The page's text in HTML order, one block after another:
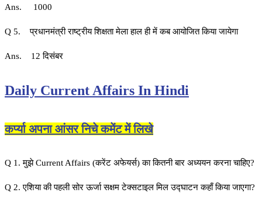
Ans. 1000
Q 5. प्रधानमंत्री राष्ट्रीय शिक्षता मेला हाल ही में कब आयोजित किया जायेगा
Ans. 12 दिसंबर
Daily Current Affairs In Hindi
कर्प्या अपना आंसर निचे कमेंट में लिखे
Q 1. मुझे Current Affairs (करेंट अफेयर्स) का कितनी बार अध्ययन करना चाहिए?
Q 2. एशिया की पहली सोर ऊर्जा सक्षम टेक्सटाइल मिल उद्घाटन कहाँ किया जाएगा?